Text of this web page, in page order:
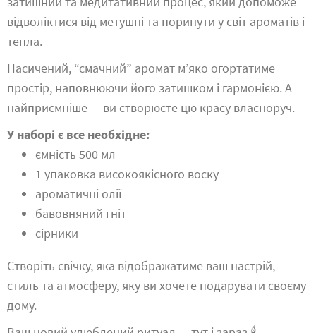
відволіктися від метушні та поринути у світ ароматів і
тепла.
Насичений, “смачний” аромат м’яко огортатиме
простір, наповнюючи його затишком і гармонією. А
найприємніше — ви створюєте цю красу власноруч.
У наборі є все необхідне:
ємність 500 мл
1 упаковка високоякісного воску
ароматичні олії
бавовняний гніт
сірники
Створіть свічку, яка відображатиме ваш настрій,
стиль та атмосферу, яку ви хочете подарувати своєму
дому.